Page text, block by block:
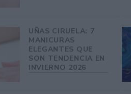
UÑAS CIRUELA: 7
MANICURAS
ELEGANTES QUE
SON TENDENCIA EN
INVIERNO 2026